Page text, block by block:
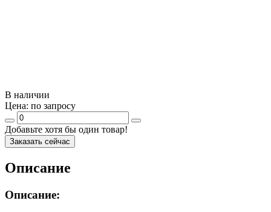
В наличии
Цена: по запросу
Добавьте хотя бы один товар!
Заказать сейчас
Описание
Описание: